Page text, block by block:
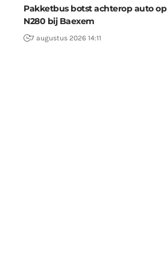
Pakketbus botst achterop auto op
N280 bij Baexem
7 augustus 2026 14:11